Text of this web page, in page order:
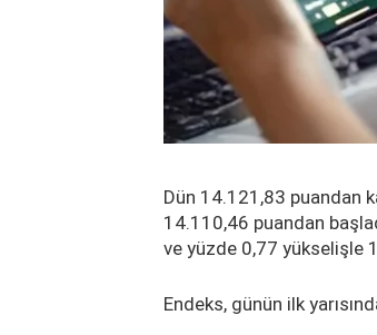
Dün 14.121,83 puandan
14.110,46 puandan
ve yüzde 0,77 yükselişle
Endeks, günün ilk